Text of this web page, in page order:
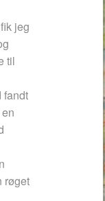
jeg
til
fandt
røget